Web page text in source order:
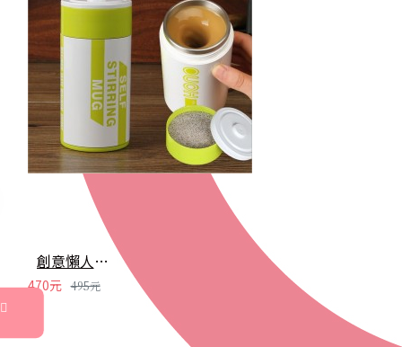
創意懶人電動攪拌杯 電池造型自動攪拌咖啡杯 304不鏽鋼攪拌杯
470元 495元